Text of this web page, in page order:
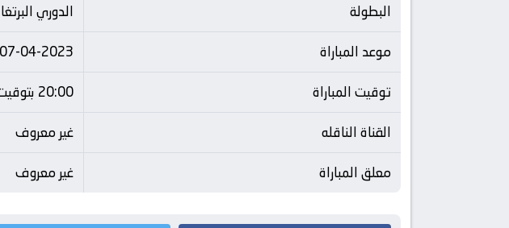
البطولة
الدوري
موعد المباراة
07-04-2023
توقيت المباراة
20:00 بتوقيت Asia/Riyadh
القناة الناقله
غير معروف
معلق المباراة
غير معروف